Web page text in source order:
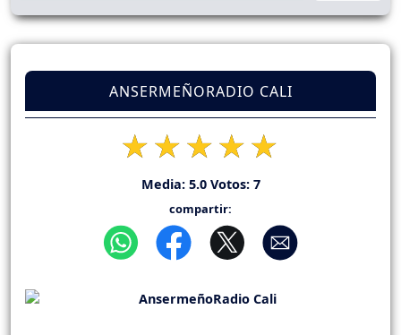
ANSERMEÑORADIO CALI
Media: 5.0Votos: 7
compartir: